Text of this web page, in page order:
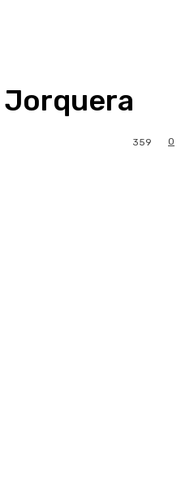
Jorquera
0
359